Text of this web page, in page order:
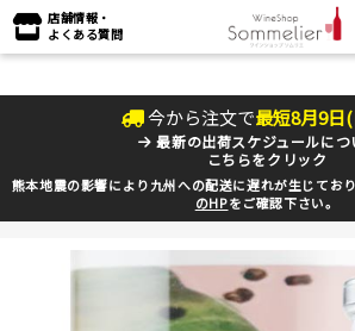
店舗情報・
よくある質問
今から注文で最短8月9日(
最新の出荷スケジュールにつ
こちらをクリック
熊本地震の影響により九州への配送に遅れが生じてお
のHPをご確認下さい。